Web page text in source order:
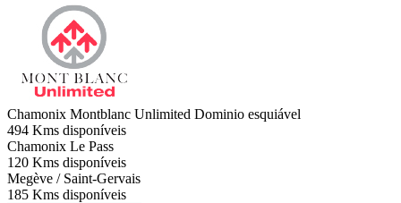
Chamonix Montblanc Unlimited Dominio esquiável
494 Kms disponíveis
Chamonix Le Pass
120 Kms disponíveis
Megève / Saint-Gervais
185 Kms disponíveis